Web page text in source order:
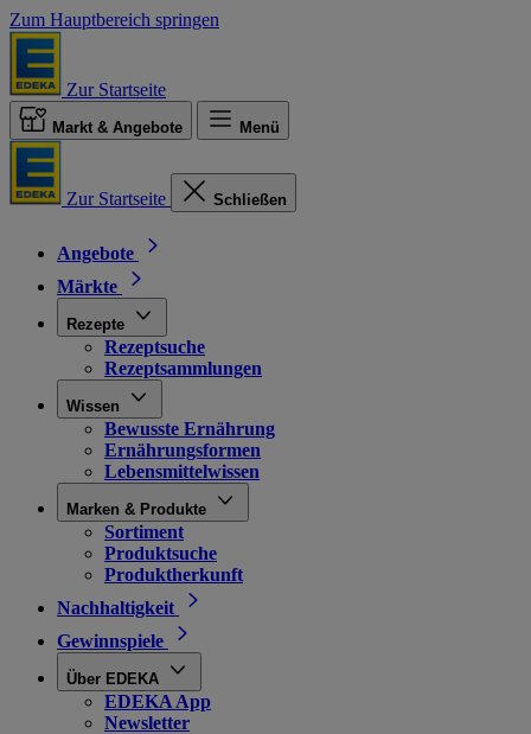
Zum Hauptbereich springen
Zur Startseite
Markt & Angebote Menü
Zur Startseite Schließen
Angebote
Märkte
Rezepte
Rezeptsuche
Rezeptsammlungen
Wissen
Bewusste Ernährung
Ernährungsformen
Lebensmittelwissen
Marken & Produkte
Sortiment
Produktsuche
Produktherkunft
Nachhaltigkeit
Gewinnspiele
Über EDEKA
EDEKA App
Newsletter